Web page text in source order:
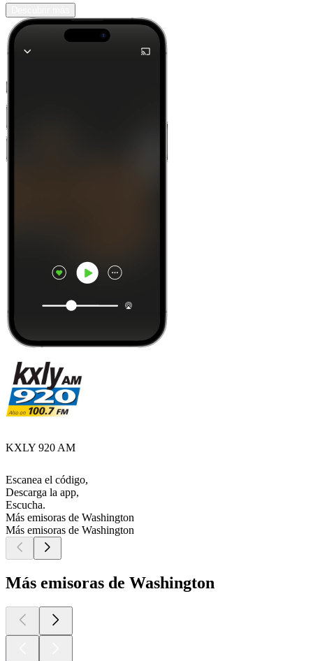
KXLY 920 AM
Escanea el código,
Descarga la app,
Escucha.
Más emisoras de Washington
Más emisoras de Washington
Más emisoras de Washington